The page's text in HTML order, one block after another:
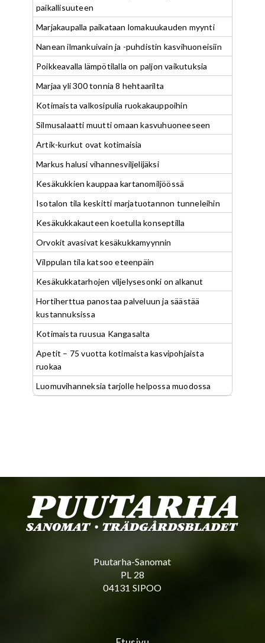
paikallisuuteen
Marjakaupalla paikataan lomakuukauden myynti
Nanean ilmankuivain ja -puhdistin kasvihuoneisiin
Poikkeavalla lämpötilalla on paljon vaikutuksia
Marjaa yli 300 tonnia 8 hehtaarilta
Kotimaista valkosipulia ruokakauppoihin
Silmusalaatti muutti omaan kasvuhuoneeseen
Artik-kurkut ovat kotimaisia
Markus halusi vihannesviljelijäksi
Kesäkukkien kauppaa kartanomiljöössä
Isotalon tila keskitti marjatuotannon tunneleihin
Kesäkukkakauteen koetulla konseptilla
Orvokit avasivat kesäkukkamyynnin
Vilppulan tila katsoo eteenpäin
Kesäkukkatarhojen viljelysesonki on alkanut
Hortiherttua panostaa palveluun ja säästää
kustannuksissa
Kotimaista ruusua Kangasalta
Apetit – 75 vuotta kotimaista kasvipohjaista
ruokaa
Luomuvihanneksia tarjolle helpossa muodossa
Puutarha-Sanomat
PL 28
04131 SIPOO